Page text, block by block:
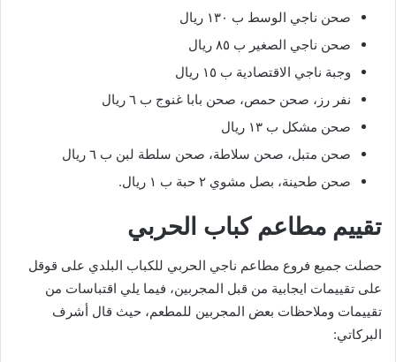
صحن ناجي الوسط ب ١٣٠ ريال
صحن ناجي الصغير ب ٨٥ ريال
وجبة ناجي الاقتصادية ب ١٥ ريال
نفر رز، صحن حمص، صحن بابا غنوج ب ٦ ريال
صحن مشكل ب ١٣ ريال
صحن متبل، صحن سلاطة، صحن سلطة لبن ب ٦ ريال
صحن طحينة، بصل مشوي ٢ حبة ب ١ ريال.
تقييم مطاعم كباب الحربي
حصلت جميع فروع مطاعم ناجي الحربي للكباب البلدي على قوقل
على تقييمات ايجابية من قبل المجربين، فيما يلي اقتباسات من
تقييمات وملاحظات بعض المجربين للمطعم، حيث قال أشرف
البركاتي: